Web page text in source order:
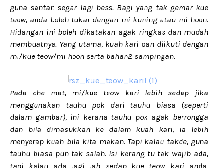
guna santan segar lagi bess. Bagi yang tak gemar kue
teow, anda boleh tukar dengan mi kuning atau mi hoon.
Hidangan ini boleh dikatakan agak ringkas dan mudah
membuatnya. Yang utama, kuah kari dan diikuti dengan
mi/kue teow/mi hoon serta bahan2 sampingan.
Pada che mat, mi/kue teow kari lebih sedap jika
menggunakan tauhu pok dari tauhu biasa (seperti
dalam gambar), ini kerana tauhu pok agak berrongga
dan bila dimasukkan ke dalam kuah kari, ia lebih
menyerap kuah bila kita makan. Tapi kalau takde, guna
tauhu biasa pun tak salah. Isi kerang tu tak wajib ada,
tapi kalau ada lagi lah sedap kue teow kari anda.